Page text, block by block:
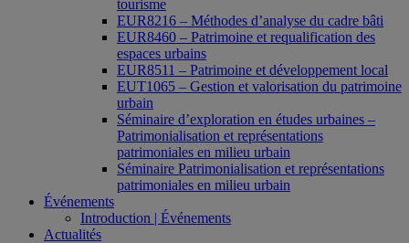
tourisme
EUR8216 – Méthodes d’analyse du cadre bâti
EUR8460 – Patrimoine et requalification des
espaces urbains
EUR8511 – Patrimoine et développement local
EUT1065 – Gestion et valorisation du patrimoine
urbain
Séminaire d’exploration en études urbaines –
Patrimonialisation et représentations
patrimoniales en milieu urbain
Séminaire Patrimonialisation et représentations
patrimoniales en milieu urbain
Événements
Introduction | Événements
Actualités